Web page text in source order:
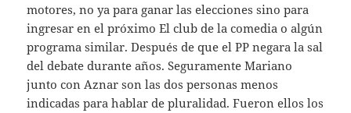
motores, no ya para ganar las elecciones sino para
ingresar en el próximo El club de la comedia o algún
programa similar. Después de que el PP negara la sal
del debate durante años. Seguramente Mariano
junto con Aznar son las dos personas menos
indicadas para hablar de pluralidad. Fueron ellos los